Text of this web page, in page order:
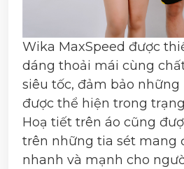
Wika MaxSpeed được
dáng thoải mái cùng
siêu tốc, đảm bảo
được thể hiện trong
Hoạ tiết trên áo cũng
trên những tia sét mang
nhanh và mạnh cho